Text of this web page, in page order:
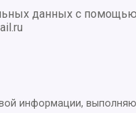
данных с
информации,